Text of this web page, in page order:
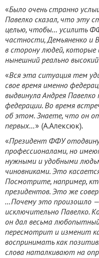
«Было очень странно
Павелко сказал, что эту
целью, чтобы… усилить
частности, Демьяненко и
в сторону людей, которые
нынешний реально высокий
«Вся эта ситуация тем
свое время именно
выдвинула Андрея
федерации. Во время
об этом. Знаете, что он
первых…» (А.Алексюк).
«Президент ФФУ
профессионалами, но
нужными и удобными
чиновниками. Это
Посмотрите, например,
президентов. Это же
…Почему это произошло
исключительно Павелко.
он дал весьма
пересмотрит и изменит
воспринимать как
слова наталкивают на